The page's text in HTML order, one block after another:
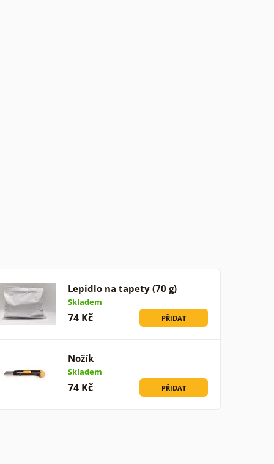
Lepidlo na tapety (70 g)
Skladem
74 Kč PŘIDAT
Nožík
Skladem
74 Kč PŘIDAT